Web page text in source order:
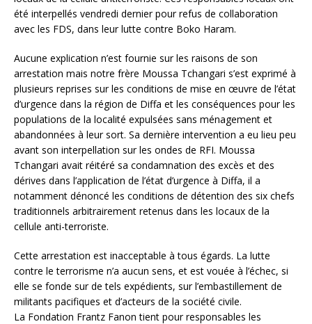
été interpellés vendredi dernier pour refus de collaboration
avec les FDS, dans leur lutte contre Boko Haram.
Aucune explication n’est fournie sur les raisons de son
arrestation mais notre frère Moussa Tchangari s’est exprimé à
plusieurs reprises sur les conditions de mise en œuvre de l’état
d’urgence dans la région de Diffa et les conséquences pour les
populations de la localité expulsées sans ménagement et
abandonnées à leur sort. Sa dernière intervention a eu lieu peu
avant son interpellation sur les ondes de RFI. Moussa
Tchangari avait réitéré sa condamnation des excès et des
dérives dans l’application de l’état d’urgence à Diffa, il a
notamment dénoncé les conditions de détention des six chefs
traditionnels arbitrairement retenus dans les locaux de la
cellule anti-terroriste.
Cette arrestation est inacceptable à tous égards. La lutte
contre le terrorisme n’a aucun sens, et est vouée à l’échec, si
elle se fonde sur de tels expédients, sur l’embastillement de
militants pacifiques et d’acteurs de la société civile.
La Fondation Frantz Fanon tient pour responsables les